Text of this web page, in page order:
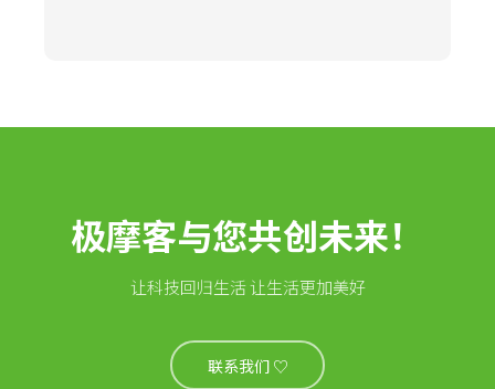
极摩客与您共创未来！
让科技回归生活 让生活更加美好
联系我们 ♡